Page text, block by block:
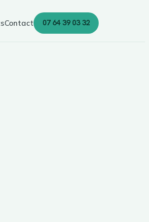
Contact 07 64 39 03 32